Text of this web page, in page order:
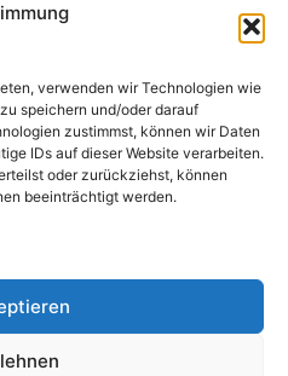
verwenden wir Technologien wie
speichern und/oder darauf
zustimmst, können wir Daten
IDs auf dieser Website verarbeiten.
oder zurückziehst, können
beeinträchtigt werden.
FH